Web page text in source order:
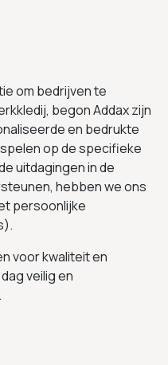
om bedrijven te
begon Addax zijn
en bedrukte
op de specifieke
uitdagingen in de
hebben we ons
persoonlijke
voor kwaliteit en
veilig en